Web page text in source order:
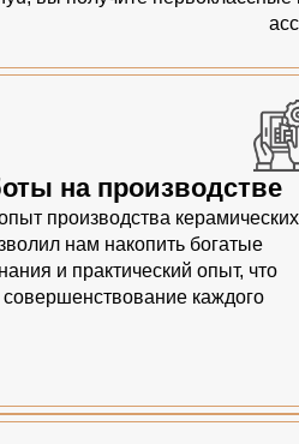
на производстве
производства керамических
нам накопить богатые
и практический опыт, что
совершенствование каждого